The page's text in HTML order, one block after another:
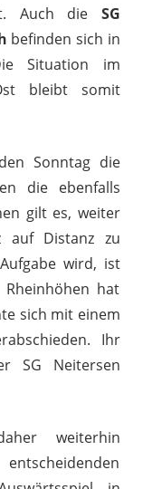
Auch die SG
befinden sich in
Situation im
bleibt somit
Sonntag die
die ebenfalls
gilt es, weiter
auf Distanz zu
wird, ist
hat
sich mit einem
Ihr
SG Neitersen
weiterhin